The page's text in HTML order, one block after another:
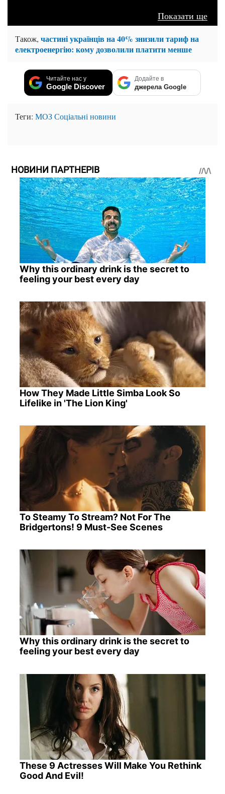
Показати ще
Також, частині українців на 40% знизили тариф на
електроенергію: кому дозволили платити менше
Читайте нас у
Google Discover
Додайте в
джерела Google
Теги: МОЗСоціальні новини
НОВИНИ ПАРТНЕРІВ
Why this ordinary drink is the secret to
feeling your best every day
How They Made Little Simba Look So
Lifelike in 'The Lion King'
To Steamy To Stream? Not For The
Bridgertons! 9 Must-See Scenes
Why this ordinary drink is the secret to
feeling your best every day
These 9 Actresses Will Make You Rethink
Good And Evil!